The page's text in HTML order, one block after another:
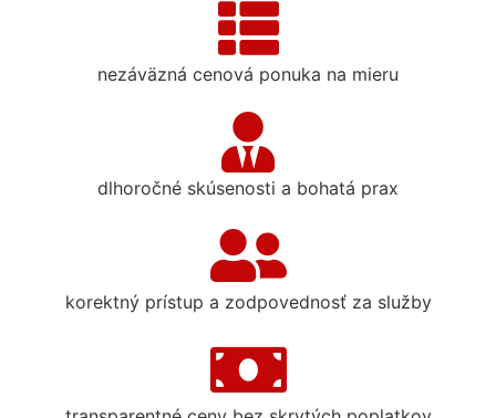
nezáväzná cenová ponuka na mieru
dlhoročné skúsenosti a bohatá prax
korektný prístup a zodpovednosť za služby